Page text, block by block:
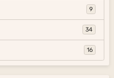
9
34
16